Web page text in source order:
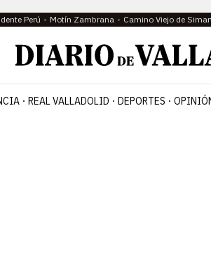
Perú Motín Zambrana Camino Viejo de
REAL VALLADOLID DEPORTES